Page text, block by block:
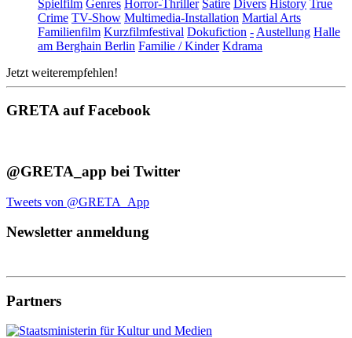
Spielfilm Genres Horror-Thriller Satire Divers History True
Crime TV-Show Multimedia-Installation Martial Arts
Familienfilm Kurzfilmfestival Dokufiction - Austellung Halle
am Berghain Berlin Familie / Kinder Kdrama
Jetzt weiterempfehlen!
GRETA auf Facebook
@GRETA_app bei Twitter
Tweets von @GRETA_App
Newsletter anmeldung
Partners